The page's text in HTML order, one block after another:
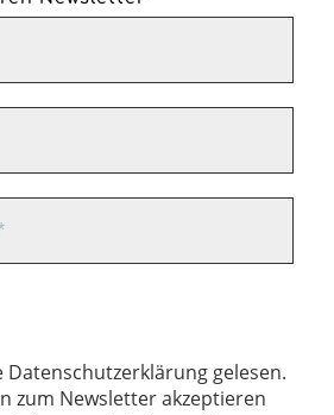
Datenschutzerklärung gelesen.
zum Newsletter akzeptieren